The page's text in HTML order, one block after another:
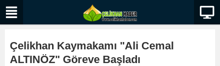
Çelikhan Kaymakamı "Ali Cemal
ALTINÖZ" Göreve Başladı